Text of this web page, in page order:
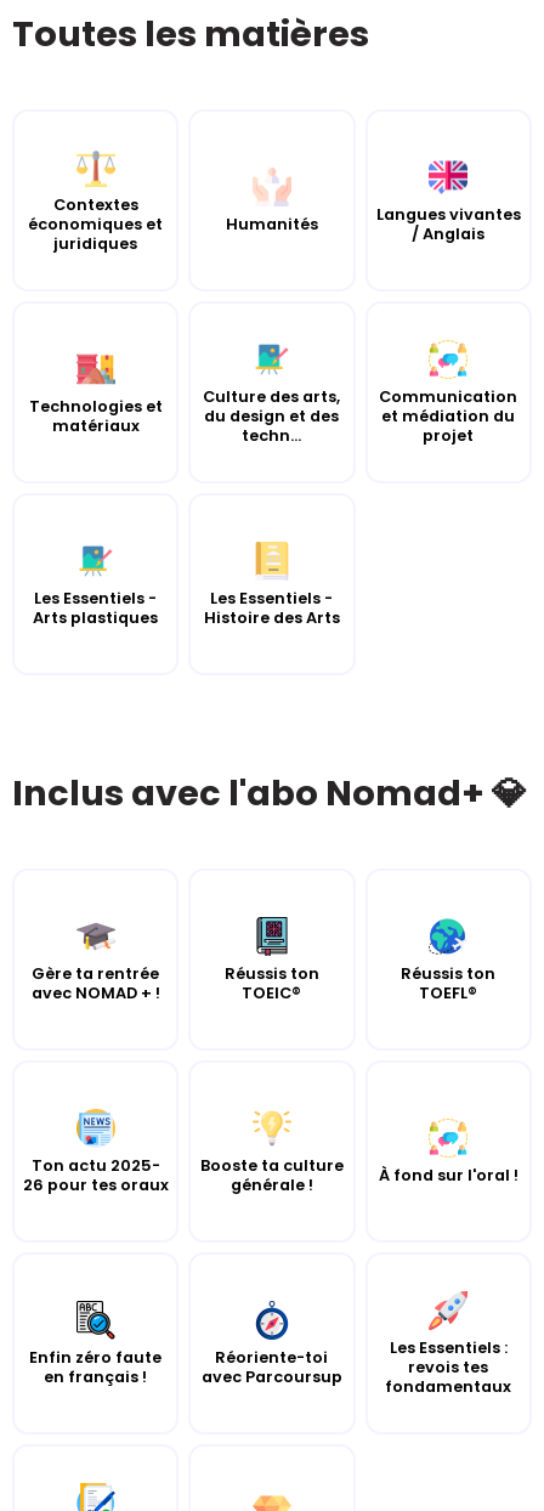
Toutes les matières
Contextes
économiques et
juridiques
Humanités
Langues vivantes
/ Anglais
Technologies et
matériaux
Culture des arts,
du design et des
techn...
Communication
et médiation du
projet
Les Essentiels -
Arts plastiques
Les Essentiels -
Histoire des Arts
Inclus avec l'abo Nomad+ 💎
Gère ta rentrée
avec NOMAD + !
Réussis ton
TOEIC®
Réussis ton
TOEFL®
Ton actu 2025-
26 pour tes oraux
Booste ta culture
générale !
À fond sur l'oral !
Enfin zéro faute
en français !
Réoriente-toi
avec Parcoursup
Les Essentiels :
revois tes
fondamentaux